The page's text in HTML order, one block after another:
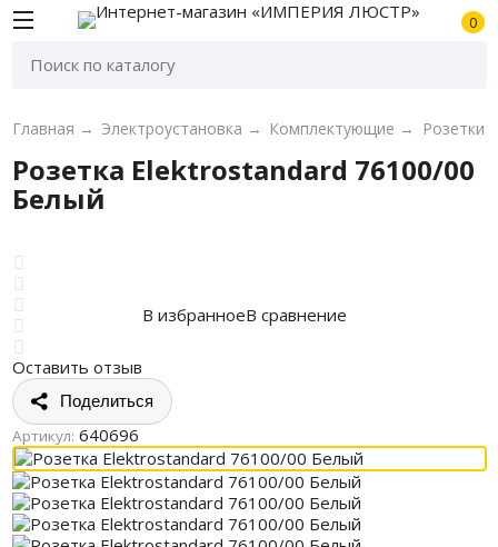
0
Главная → Электроустановка → Комплектующие → Розетки
Розетка Elektrostandard 76100/00
Белый
Оставить отзыв
В избранноеВ сравнение
Поделиться
Артикул: 640696